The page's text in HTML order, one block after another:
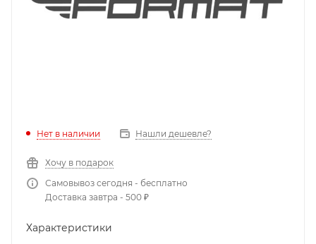
Нет в наличии Нашли дешевле?
Хочу в подарок
Самовывоз сегодня - бесплатно
Доставка завтра - 500 ₽
Характеристики